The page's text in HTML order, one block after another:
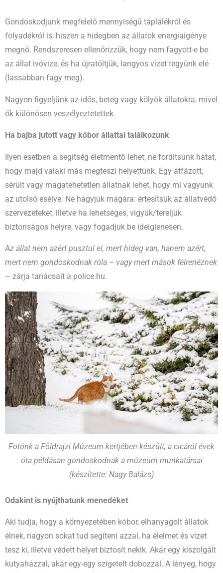
Gondoskodjunk megfelelő mennyiségű táplálékról és
folyadékról is, hiszen a hidegben az állatok energiaigénye
megnő. Rendszeresen ellenőrizzük, hogy nem fagyott-e be
az állat ivóvize, és ha újratöltjük, langyos vizet tegyünk elé
(lassabban fagy meg).
Nagyon figyeljünk az idős, beteg vagy kölyök állatokra, mivel
ők különösen veszélyeztetettek.
Ha bajba jutott vagy kóbor állattal találkozunk
Ilyen esetben a segítség életmentő lehet, ne fordítsunk hátat,
hogy majd valaki más megteszi helyettünk. Egy átfázott,
sérült vagy magatehetetlen állatnak lehet, hogy mi vagyunk
az utolsó esélye. Ne hagyjuk magára: értesítsük az állatvédő
szervezeteket, illetve ha lehetséges, vigyük/tereljük
biztonságos helyre, vagy fogadjuk be ideiglenesen.
Az állat nem azért pusztul el, mert hideg van, hanem azért,
mert nem gondoskodnak róla – vagy mert mások félrenéznek
– zárja tanácsait a police.hu.
Fotónk a Földrajzi Múzeum kertjében készült, a cicáról évek
óta példásan gondoskodnak a múzeum munkatársai
(készítette: Nagy Balázs)
Odakint is nyújthatunk menedéket
Aki tudja, hogy a környezetében kóbor, elhanyagolt állatok
élnek, nagyon sokat tud segíteni azzal, ha élelmet és vizet
tesz ki, illetve védett helyet biztosít nekik. Akár egy kiszolgált
kutyaházzal, akár egy-egy szigetelt dobozzal. A lényeg, hogy